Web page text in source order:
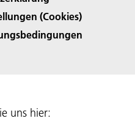
(Cookies)
uns hier: